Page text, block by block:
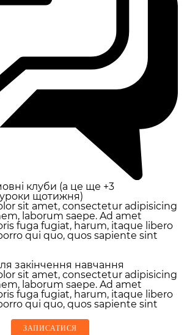
клуби (а це ще +3
щотижня)
sit amet, consectetur adipisicing
laborum saepe. Ad amet
fuga fugiat, harum, itaque libero
qui quo, quos sapiente sint
закінчення навчання
sit amet, consectetur adipisicing
laborum saepe. Ad amet
fuga fugiat, harum, itaque libero
qui quo, quos sapiente sint
ЗАПИСАТИСЯ